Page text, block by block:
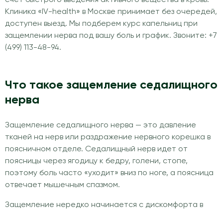
Клиника «IV-health» в Москве принимает без очередей,
доступен выезд. Мы подберем курс капельниц при
защемлении нерва под вашу боль и график. Звоните: +7
(499) 113-48-94.
Что такое защемление седалищного
нерва
Защемление седалищного нерва — это давление
тканей на нерв или раздражение нервного корешка в
поясничном отделе. Седалищный нерв идет от
поясницы через ягодицу к бедру, голени, стопе,
поэтому боль часто «уходит» вниз по ноге, а поясница
отвечает мышечным спазмом.
Защемление нередко начинается с дискомфорта в